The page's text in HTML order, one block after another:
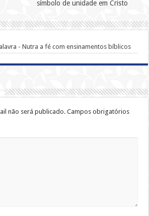
símbolo de unidade em Cristo
- Nutra a fé com ensinamentos bíblicos
não será publicado. Campos obrigatórios